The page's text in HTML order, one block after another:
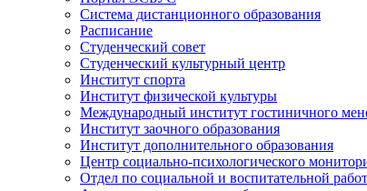
Система дистанционного образования
Расписание
Студенческий совет
Студенческий культурный центр
Институт спорта
Институт физической культуры
Международный институт гостиничного
Институт заочного образования
Институт дополнительного образования
Центр социально-психологического
Отдел по социальной и воспитательной